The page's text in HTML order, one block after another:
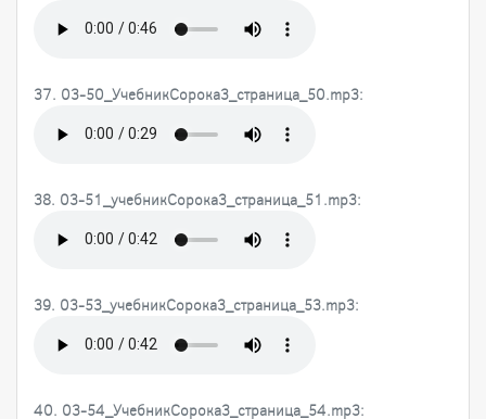
37. 03-50_УчебникСорока3_страница_50.mp3:
38. 03-51_учебникСорока3_страница_51.mp3:
39. 03-53_учебникСорока3_страница_53.mp3:
40. 03-54_УчебникСорока3_страница_54.mp3: